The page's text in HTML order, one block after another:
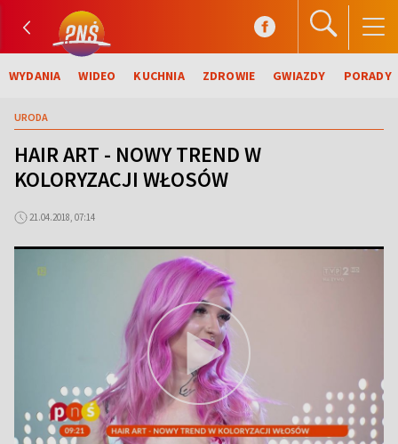
WYDANIA WIDEO KUCHNIA ZDROWIE GWIAZDY PORADY
URODA
HAIR ART - NOWY TREND W
KOLORYZACJI WŁOSÓW
21.04.2018, 07:14